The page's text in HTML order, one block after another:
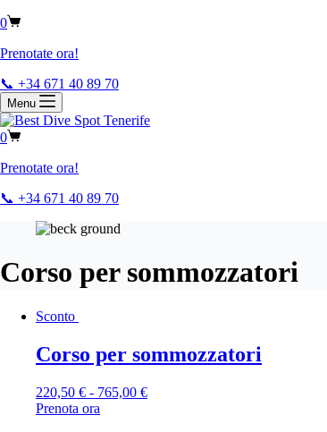
0
Prenotate ora!
📞 +34 671 40 89 70
Menu
0
Prenotate ora!
📞 +34 671 40 89 70
Corso per sommozzatori
Sconto
Corso per sommozzatori
220,50 € - 765,00 €
Prenota ora